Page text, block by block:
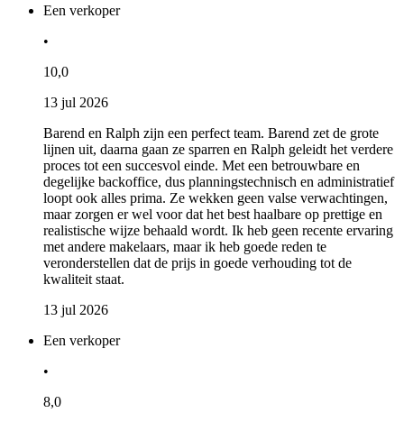
Een verkoper
•
10,0
13 jul 2026
Barend en Ralph zijn een perfect team. Barend zet de grote
lijnen uit, daarna gaan ze sparren en Ralph geleidt het verdere
proces tot een succesvol einde. Met een betrouwbare en
degelijke backoffice, dus planningstechnisch en administratief
loopt ook alles prima. Ze wekken geen valse verwachtingen,
maar zorgen er wel voor dat het best haalbare op prettige en
realistische wijze behaald wordt. Ik heb geen recente ervaring
met andere makelaars, maar ik heb goede reden te
veronderstellen dat de prijs in goede verhouding tot de
kwaliteit staat.
13 jul 2026
Een verkoper
•
8,0